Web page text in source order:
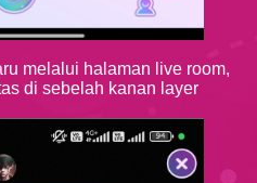
melalui halaman live room,
di sebelah kanan layer